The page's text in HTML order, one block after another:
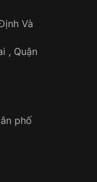
chiếc đồng hồ
phần bảo vệ
trong suốt,
vào pin mặt
mặt trời thành
Và
, Quận
phố